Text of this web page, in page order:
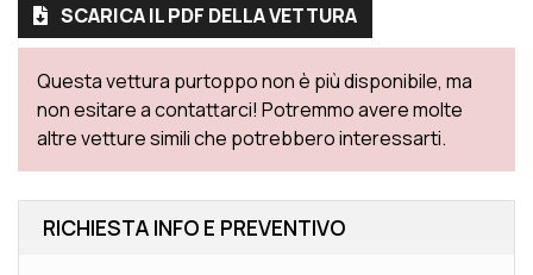
SCARICA IL PDF DELLA VETTURA
Questa vettura purtoppo non è più disponibile, ma
non esitare a contattarci! Potremmo avere molte
altre vetture simili che potrebbero interessarti.
RICHIESTA INFO E PREVENTIVO